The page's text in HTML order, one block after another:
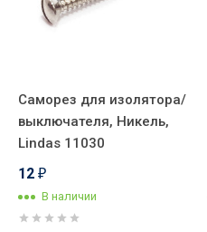
Саморез для изолятора/
выключателя, Никель,
Lindas 11030
12 ₽
В наличии